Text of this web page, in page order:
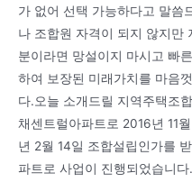
가 없어 선택 가능하다고 말씀
나 조합원 자격이 되지 않지만
분이라면 망설이지 마시고 빠
하여 보장된 미래가치를 마음
다.오늘 소개드릴 지역주택조
채센트럴아파트로 2016년 11
년 2월 14일 조합설립인가를
파트로 사업이 진행되었습니